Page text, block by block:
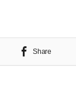
Share